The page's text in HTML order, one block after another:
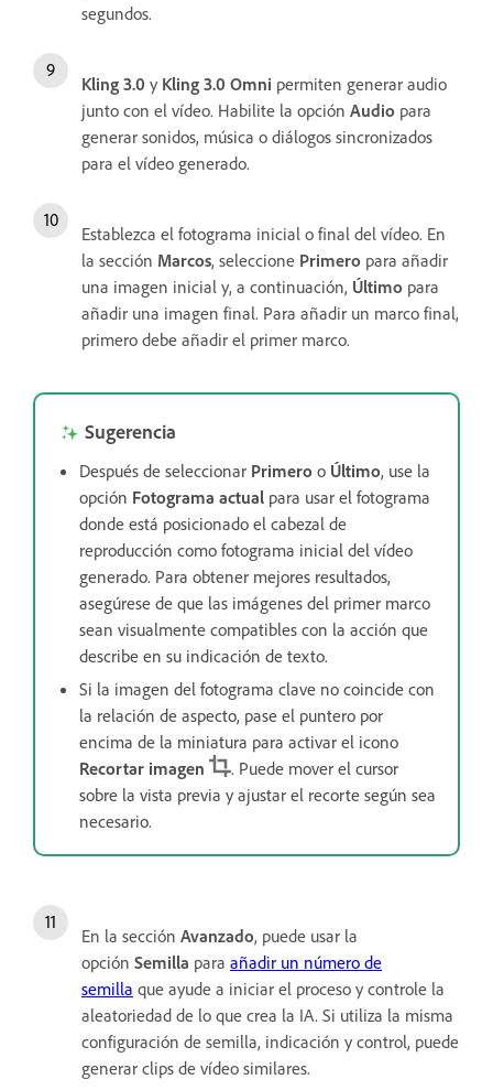
segundos.
Kling 3.0 y Kling 3.0 Omni permiten generar audio
junto con el vídeo. Habilite la opción Audio para
generar sonidos, música o diálogos sincronizados
para el vídeo generado.
Establezca el fotograma inicial o final del vídeo. En
la sección Marcos, seleccione Primero para añadir
una imagen inicial y, a continuación, Último para
añadir una imagen final. Para añadir un marco final,
primero debe añadir el primer marco.
Sugerencia
Después de seleccionar Primero o Último, use la
opción Fotograma actual para usar el fotograma
donde está posicionado el cabezal de
reproducción como fotograma inicial del vídeo
generado. Para obtener mejores resultados,
asegúrese de que las imágenes del primer marco
sean visualmente compatibles con la acción que
describe en su indicación de texto.
Si la imagen del fotograma clave no coincide con
la relación de aspecto, pase el puntero por
encima de la miniatura para activar el icono
Recortar imagen
. Puede mover el cursor
sobre la vista previa y ajustar el recorte según sea
necesario.
En la sección Avanzado, puede usar la
opción Semilla para añadir un número de
semilla que ayude a iniciar el proceso y controle la
aleatoriedad de lo que crea la IA. Si utiliza la misma
configuración de semilla, indicación y control, puede
generar clips de vídeo similares.